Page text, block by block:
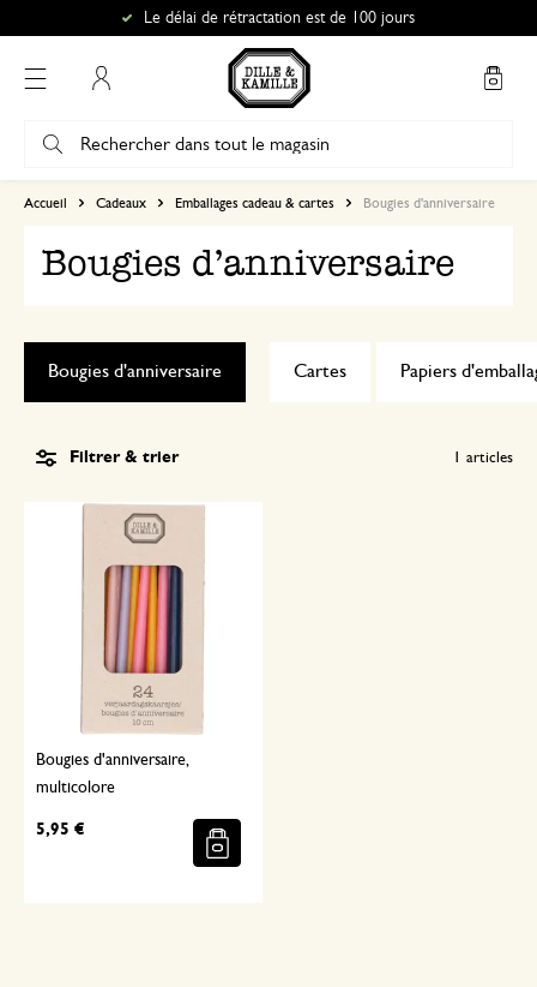
Le délai de rétractation est de 100 jours
Accueil Cadeaux Emballages cadeau & cartes Bougies d'anniversaire
Bougies d'anniversaire
Cartes Papiers
Bougies d'anniversaire
Filtrer & trier articles
Bougies d'anniversaire,
multicolore
5,95 €